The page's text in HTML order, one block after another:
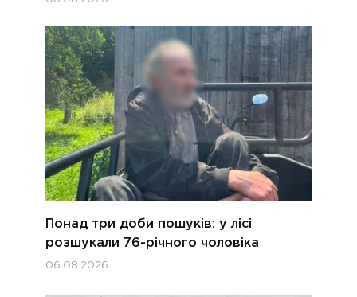
Понад три доби пошуків: у лісі
розшукали 76-річного чоловіка
06.08.2026